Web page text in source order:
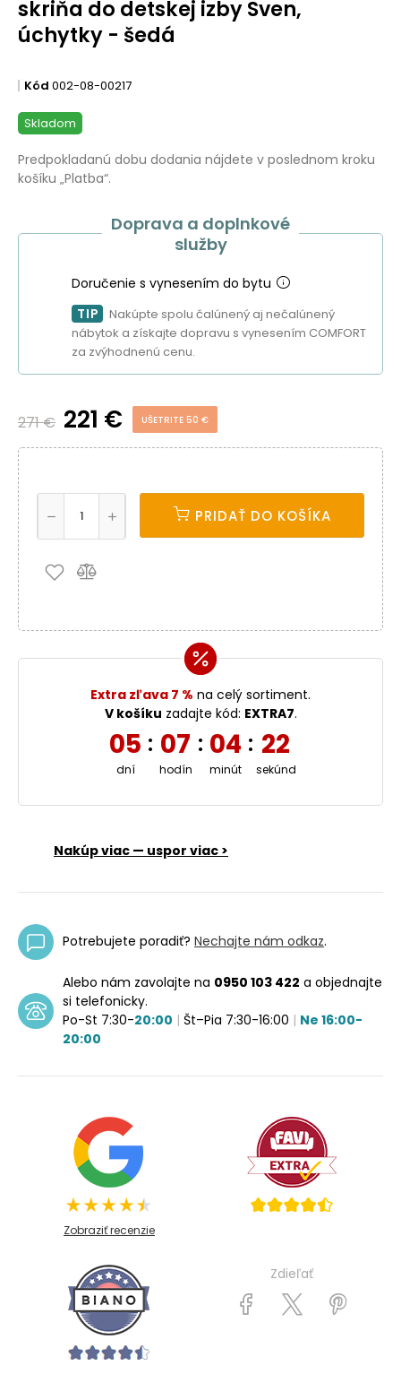
skriňa do detskej izby Sven,
úchytky - šedá
Kód 002-08-00217
Skladom
Predpokladanú dobu dodania nájdete v poslednom kroku
košíku „Platba“.
Doprava a doplnkové
služby
Doručenie s vynesením do bytu
TIP
Nakúpte spolu čalúnený aj nečalúnený
nábytok a získajte dopravu s vynesením COMFORT
za zvýhodnenú cenu.
271 € 221 € UŠETRITE 50 €
PRIDAŤ DO KOŠÍKA
Extra zľava 7 % na celý sortiment.
V košíku zadajte kód: EXTRA7.
05
dní
: 07
hodín
: 04
minút
: 22
sekúnd
Nakúp viac — uspor viac >
Potrebujete poradiť? Nechajte nám odkaz.
Alebo nám zavolajte na 0950 103 422 a objednajte
si telefonicky.
Po-St 7:30-20:00 | Št–Pia 7:30-16:00 | Ne 16:00-
20:00
Zobraziť recenzie
Zdieľať